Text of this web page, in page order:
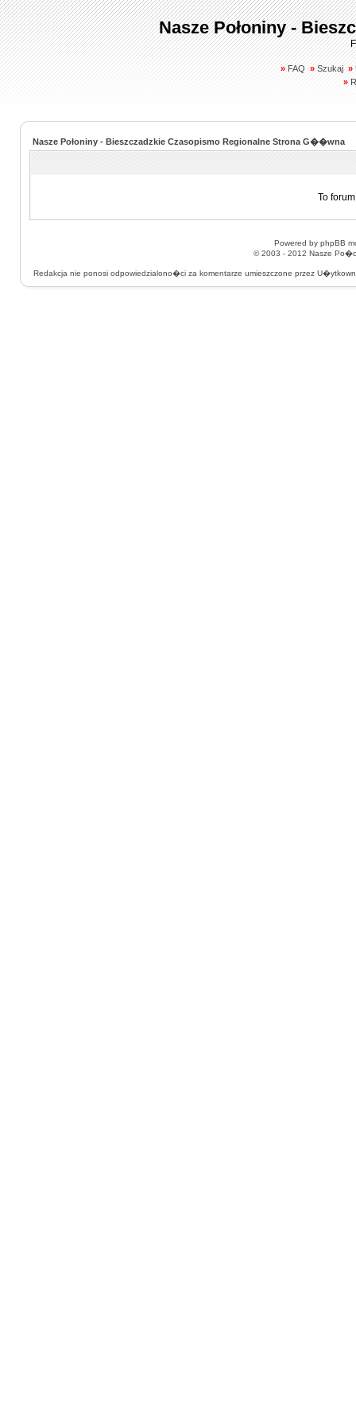
Nasze Połoniny -
» FAQ » Szukaj »
»
Nasze Połoniny - Bieszczadzkie Czasopismo Regionalne Strona G��wna
To
Powered by phpBB
© 2003 - 2012 Nasze
Redakcja nie ponosi odpowiedzialono�ci za komentarze umieszczone przez